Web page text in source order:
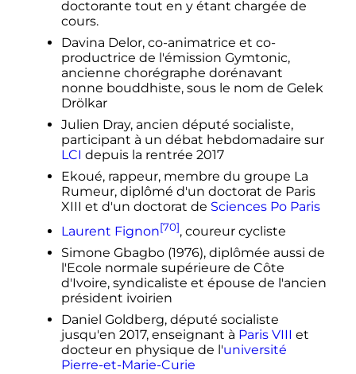
doctorante tout en y étant chargée de
cours.
Davina Delor, co-animatrice et co-
productrice de l'émission Gymtonic,
ancienne chorégraphe dorénavant
nonne bouddhiste, sous le nom de Gelek
Drölkar
Julien Dray, ancien député socialiste,
participant à un débat hebdomadaire sur
LCI depuis la rentrée 2017
Ekoué, rappeur, membre du groupe La
Rumeur, diplômé d'un doctorat de Paris
XIII et d'un doctorat de Sciences Po Paris
Laurent Fignon[70], coureur cycliste
Simone Gbagbo (1976), diplômée aussi de
l'Ecole normale supérieure de Côte
d'Ivoire, syndicaliste et épouse de l'ancien
président ivoirien
Daniel Goldberg, député socialiste
jusqu'en 2017, enseignant à Paris VIII et
docteur en physique de l'université
Pierre-et-Marie-Curie